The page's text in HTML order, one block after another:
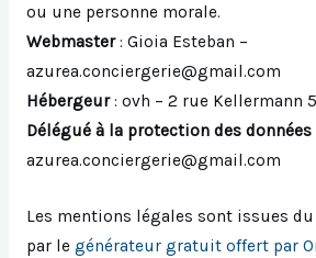
ou une personne morale.
Webmaster: Gioia Esteban –
azurea.conciergerie@gmail.com
Hébergeur: ovh – 2 rue Kellermann
Délégué à la protection des données
azurea.conciergerie@gmail.com
Les mentions légales sont issues
par le générateur gratuit offert par